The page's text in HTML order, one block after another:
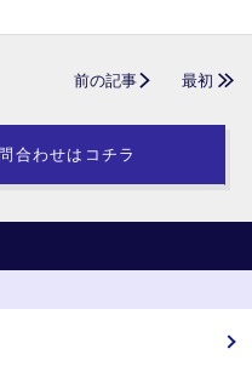
前の記事 最初
合わせはコチラ